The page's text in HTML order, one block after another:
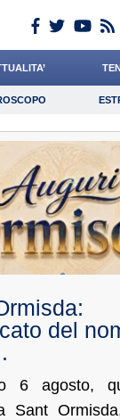
Lavoro Romano
del
6 agosto,
Sant